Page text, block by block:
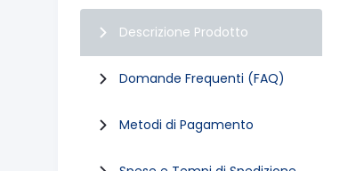
Descrizione Prodotto
Domande Frequenti (FAQ)
Metodi di Pagamento